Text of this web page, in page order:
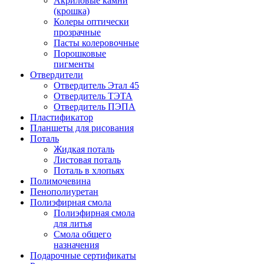
(крошка)
Колеры оптически
прозрачные
Пасты колеровочные
Порошковые
пигменты
Отвердители
Отвердитель Этал 45
Отвердитель ТЭТА
Отвердитель ПЭПА
Пластификатор
Планшеты для рисования
Поталь
Жидкая поталь
Листовая поталь
Поталь в хлопьях
Полимочевина
Пенополиуретан
Полиэфирная смола
Полиэфирная смола
для литья
Смола общего
назначения
Подарочные сертификаты